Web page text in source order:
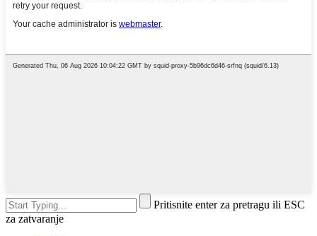
Pritisnite enter za pretragu ili ESC
za zatvaranje